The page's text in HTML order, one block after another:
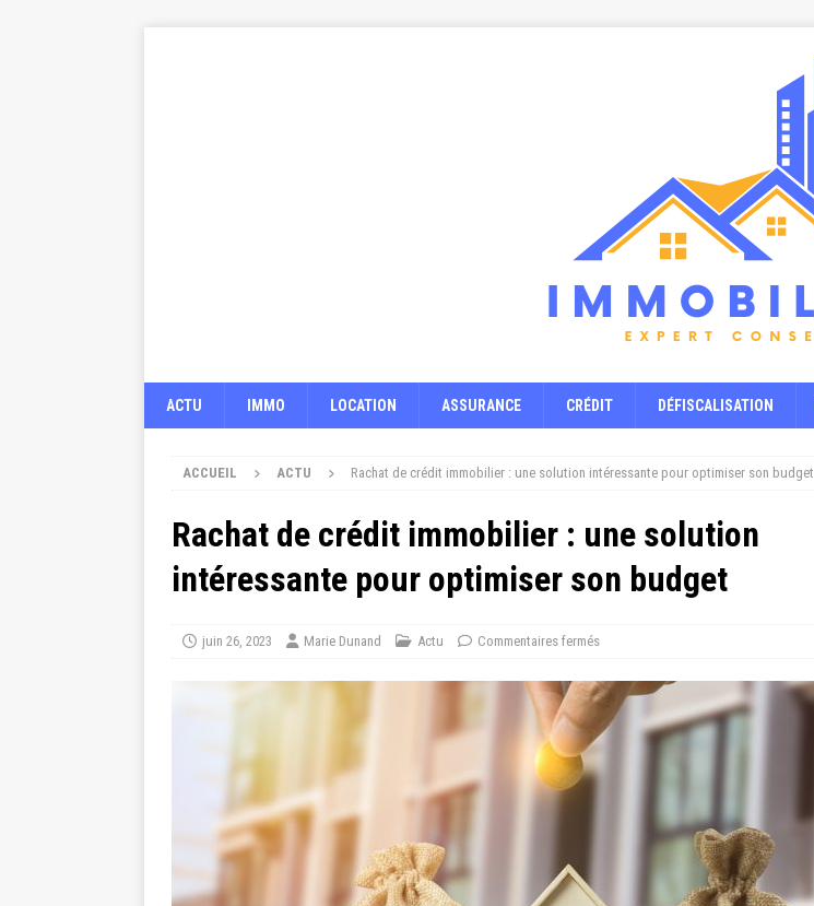
ACTU IMMO LOCATION ASSURANCE CRÉDIT DÉFISCALISATION
ACCUEIL ACTU Rachat de crédit immobilier : une solution intéressante pour optimiser son budget
Rachat de crédit immobilier : une solution
intéressante pour optimiser son budget
juin 26, 2023 Marie Dunand Actu Commentaires fermés